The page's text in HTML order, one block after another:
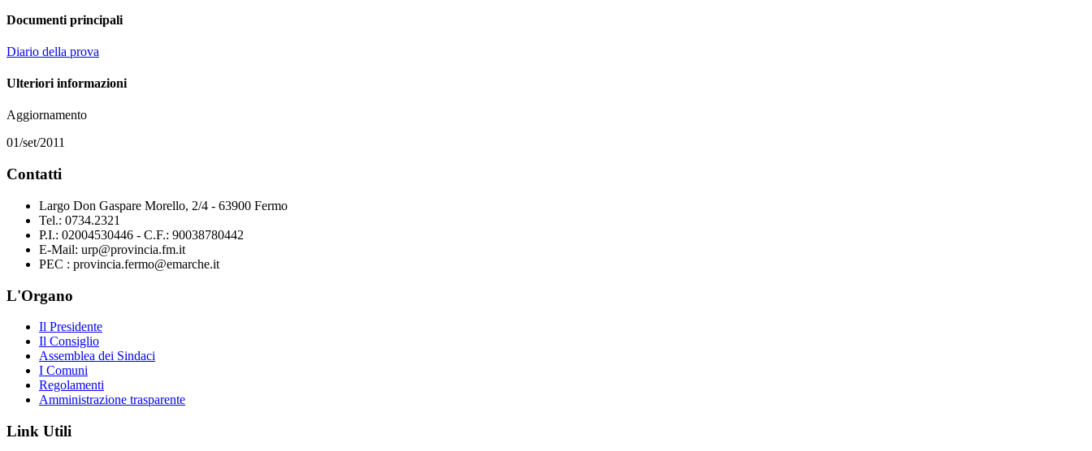
Documenti principali
Diario della prova
Ulteriori informazioni
Aggiornamento
01/set/2011
Contatti
Largo Don Gaspare Morello, 2/4 - 63900 Fermo
Tel.: 0734.2321
P.I.: 02004530446 - C.F.: 90038780442
E-Mail: urp@provincia.fm.it
PEC : provincia.fermo@emarche.it
L'Organo
Il Presidente
Il Consiglio
Assemblea dei Sindaci
I Comuni
Regolamenti
Amministrazione trasparente
Link Utili